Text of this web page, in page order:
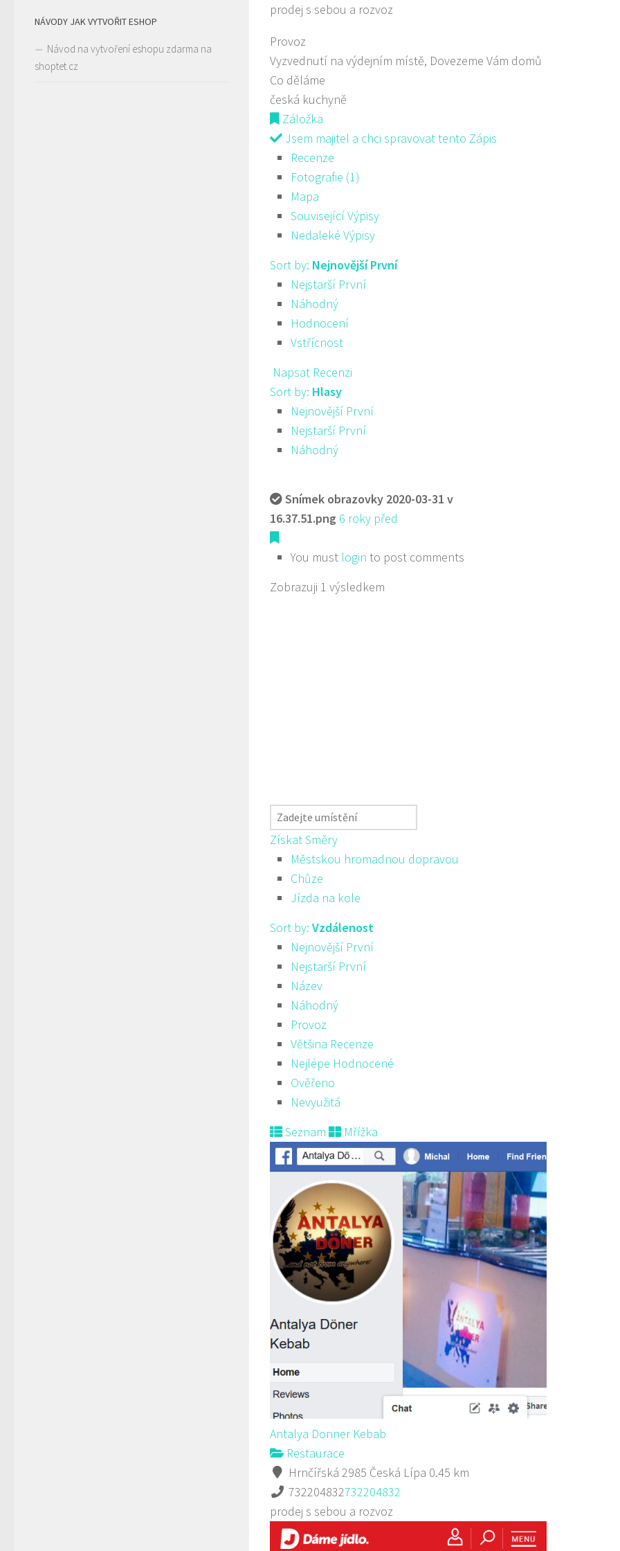
prodej s sebou a rozvoz
Provoz
Vyzvednutí na výdejním místě, Dovezeme Vám domů
Co děláme
česká kuchyně
Záložka
Jsem majitel a chci spravovat tento Zápis
Recenze
Fotografie (1)
Mapa
Související Výpisy
Nedaleké Výpisy
Sort by: Nejnovější První
Nejstarší První
Náhodný
Hodnocení
Vstřícnost
Napsat Recenzi
Sort by: Hlasy
Nejnovější První
Nejstarší První
Náhodný
Snímek obrazovky 2020-03-31 v
16.37.51.png 6 roky před
You must login to post comments
Zobrazuji 1 výsledkem
Získat Směry
Městskou hromadnou dopravou
Chůze
Jízda na kole
Sort by: Vzdálenost
Nejnovější První
Nejstarší První
Název
Náhodný
Provoz
Většina Recenze
Nejlépe Hodnocené
Ověřeno
Nevyužitá
Seznam
Mřížka
Antalya Donner Kebab
Restaurace
Hrnčířská 2985 Česká Lípa 0.45 km
732204832732204832
prodej s sebou a rozvoz
NÁVODY JAK VYTVOŘIT ESHOP
Návod na vytvoření eshopu zdarma na
shoptet.cz